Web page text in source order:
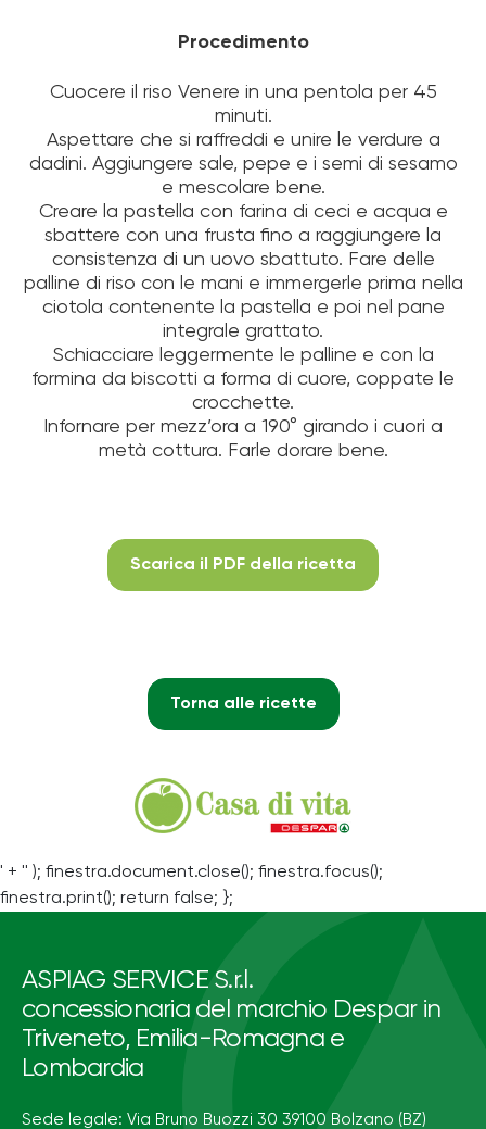
Procedimento
Cuocere il riso Venere in una pentola per 45
minuti.
Aspettare che si raffreddi e unire le verdure a
dadini. Aggiungere sale, pepe e i semi di sesamo
e mescolare bene.
Creare la pastella con farina di ceci e acqua e
sbattere con una frusta fino a raggiungere la
consistenza di un uovo sbattuto. Fare delle
palline di riso con le mani e immergerle prima nella
ciotola contenente la pastella e poi nel pane
integrale grattato.
Schiacciare leggermente le palline e con la
formina da biscotti a forma di cuore, coppate le
crocchette.
Infornare per mezz’ora a 190° girando i cuori a
metà cottura. Farle dorare bene.
Scarica il PDF della ricetta
Torna alle ricette
' + '' ); finestra.document.close(); finestra.focus();
finestra.print(); return false; };
ASPIAG SERVICE S.r.l.
concessionaria del marchio Despar in
Triveneto, Emilia-Romagna e
Lombardia
Sede legale: Via Bruno Buozzi 30 39100 Bolzano (BZ)